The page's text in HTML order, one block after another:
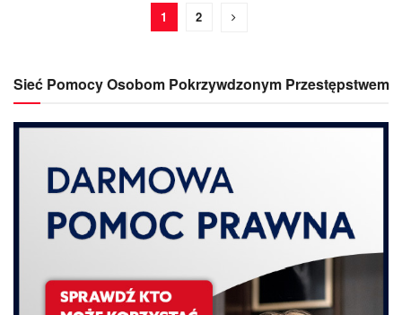
1 2
Sieć Pomocy Osobom Pokrzywdzonym Przestępstwem